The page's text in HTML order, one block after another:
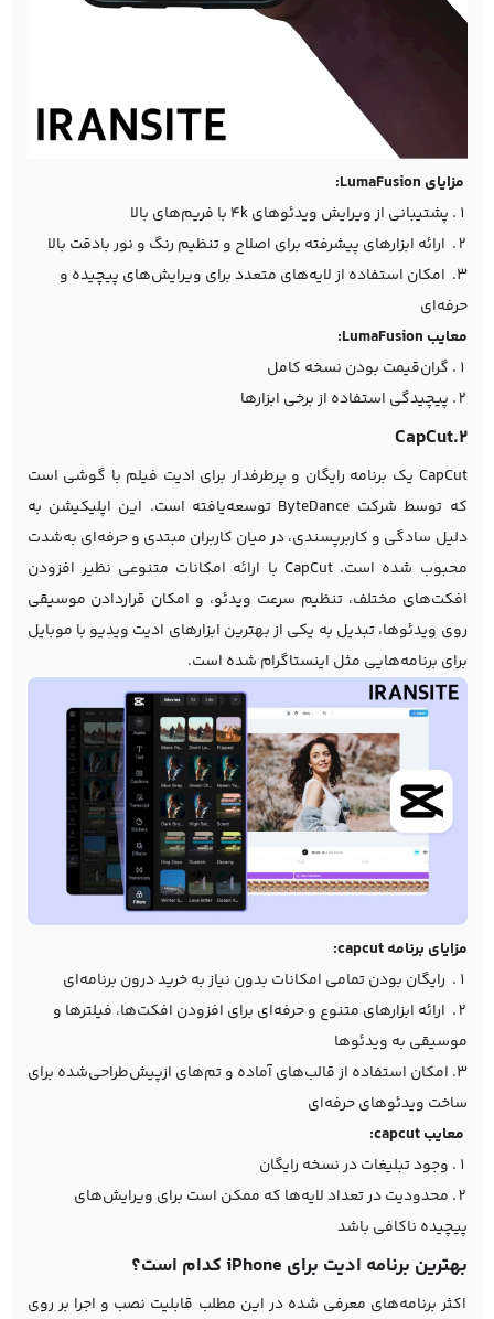
مزایای LumaFusion:
پشتیبانی از ویرایش ویدئوهای 4k با فریم‌های بالا
ارائه ابزارهای پیشرفته برای اصلاح و تنظیم رنگ و نور بادقت بالا
امکان استفاده از لایه‌های متعدد برای ویرایش‌های پیچیده و
حرفه‌ای
معایب LumaFusion:
گران‌قیمت بودن نسخه کامل
پیچیدگی استفاده از برخی ابزارها
2.CapCut
CapCut یک برنامه رایگان و پرطرفدار برای ادیت فیلم با گوشی است
که توسط شرکت ByteDance توسعه‌یافته است. این اپلیکیشن به
دلیل سادگی و کاربرپسندی، در میان کاربران مبتدی و حرفه‌ای به‌شدت
محبوب شده است. CapCut با ارائه امکانات متنوعی نظیر افزودن
افکت‌های مختلف، تنظیم سرعت ویدئو، و امکان قراردادن موسیقی
روی ویدئوها، تبدیل به یکی از بهترین ابزارهای ادیت ویدیو با موبایل
برای برنامه‌هایی مثل اینستاگرام شده است.
مزایای برنامه capcut:
رایگان بودن تمامی امکانات بدون نیاز به خرید درون برنامه‌ای
ارائه ابزارهای متنوع و حرفه‌ای برای افزودن افکت‌ها، فیلترها و
موسیقی به ویدئوها
امکان استفاده از قالب‌های آماده و تم‌های ازپیش‌طراحی‌شده برای
ساخت ویدئوهای حرفه‌ای
معایب capcut:
وجود تبلیغات در نسخه رایگان
محدودیت در تعداد لایه‌ها که ممکن است برای ویرایش‌های
پیچیده ناکافی باشد
بهترین برنامه ادیت برای iPhone کدام است؟
اکثر برنامه‌های معرفی شده در این مطلب قابلیت نصب و اجرا بر روی